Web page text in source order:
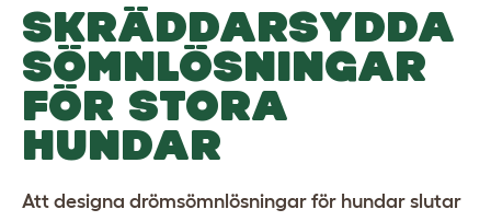
SKRÄDDARSYDDA
SÖMNLÖSNINGAR
FÖR STORA
HUNDAR
Att designa drömsömnlösningar för hundar slutar